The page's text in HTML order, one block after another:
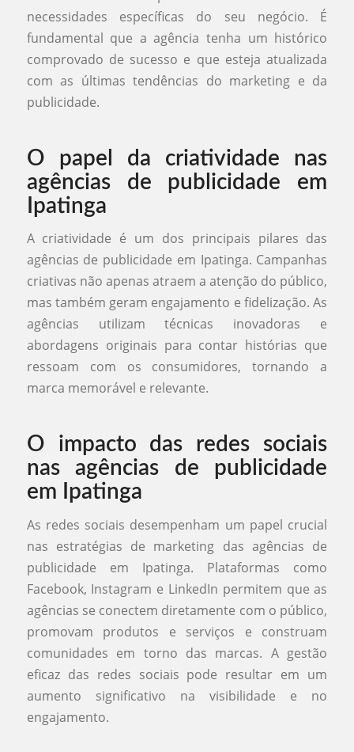
necessidades específicas do seu negócio. É
fundamental que a agência tenha um histórico
comprovado de sucesso e que esteja atualizada
com as últimas tendências do marketing e da
publicidade.
O papel da criatividade nas
agências de publicidade em
Ipatinga
A criatividade é um dos principais pilares das
agências de publicidade em Ipatinga. Campanhas
criativas não apenas atraem a atenção do público,
mas também geram engajamento e fidelização. As
agências utilizam técnicas inovadoras e
abordagens originais para contar histórias que
ressoam com os consumidores, tornando a
marca memorável e relevante.
O impacto das redes sociais
nas agências de publicidade
em Ipatinga
As redes sociais desempenham um papel crucial
nas estratégias de marketing das agências de
publicidade em Ipatinga. Plataformas como
Facebook, Instagram e LinkedIn permitem que as
agências se conectem diretamente com o público,
promovam produtos e serviços e construam
comunidades em torno das marcas. A gestão
eficaz das redes sociais pode resultar em um
aumento significativo na visibilidade e no
engajamento.